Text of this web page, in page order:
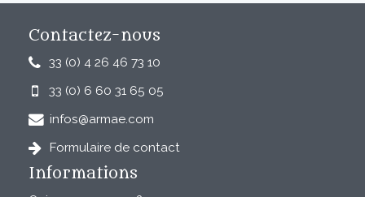
Contactez-nous
33 (0) 4 26 46 73 10
33 (0) 6 60 31 65 05
infos@armae.com
Formulaire de contact
Informations